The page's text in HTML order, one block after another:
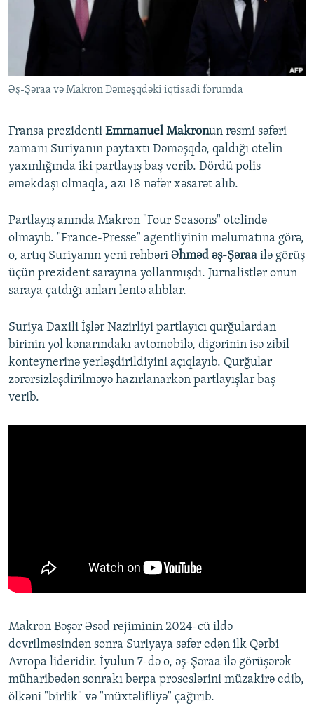
KARIKATURA
İSLAM VƏ DEMOKRATIYA
İZ - MƏDƏNIYYƏT PROQRAMI
PEŞƏ ETIKASI VƏ JURNALISTIKA STANDARTLARIMIZ
MATERIALLARIMIZDAN ISTIFADƏ
AZADLIQRADIOSU MOBIL TELEFONUNUZDA
BIZIMLƏ ƏLAQƏ
BIZI IZLƏ
RFE/RL-in bütün saytları
Əş-Şəraa və Makron Dəməşqdəki iqtisadi forumda
Fransa prezidenti Emmanuel Makronun rəsmi səfəri
zamanı Suriyanın paytaxtı Dəməşqdə, qaldığı otelin
yaxınlığında iki partlayış baş verib. Dördü polis
əməkdaşı olmaqla, azı 18 nəfər xəsarət alıb.
Partlayış anında Makron "Four Seasons" otelində
olmayıb. "France-Presse" agentliyinin məlumatına görə,
o, artıq Suriyanın yeni rəhbəri Əhməd əş-Şəraa ilə görüş
üçün prezident sarayına yollanmışdı. Jurnalistlər onun
saraya çatdığı anları lentə alıblar.
Suriya Daxili İşlər Nazirliyi partlayıcı qurğulardan
birinin yol kənarındakı avtomobilə, digərinin isə zibil
konteynerinə yerləşdirildiyini açıqlayıb. Qurğular
zərərsizləşdirilməyə hazırlanarkən partlayışlar baş
verib.
Makron Bəşər Əsəd rejiminin 2024-cü ildə
devrilməsindən sonra Suriyaya səfər edən ilk Qərbi
Avropa lideridir. İyulun 7-də o, əş-Şəraa ilə görüşərək
müharibədən sonrakı bərpa proseslərini müzakirə edib,
ölkəni "birlik" və "müxtəlifliyə" çağırıb.